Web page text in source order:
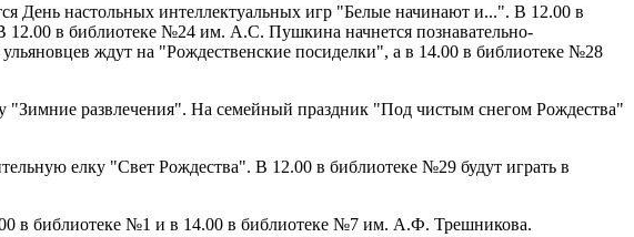
День настольных интеллектуальных игр "Белые начинают и...". В 12.00 в
в библиотеке №24 им. А.С. Пушкина начнется познавательно-
ждут на "Рождественские посиделки", а в 14.00 в библиотеке №28
"Зимние развлечения". На семейный праздник "Под чистым снегом Рождества"
елку "Свет Рождества". В 12.00 в библиотеке №29 будут играть в
в библиотеке №1 и в 14.00 в библиотеке №7 им. А.Ф. Трешникова.